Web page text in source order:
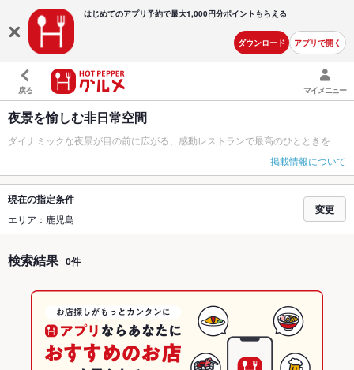
はじめてのアプリ予約で最大1,000円分ポイントもらえる
ダウンロード アプリで開く
戻る マイメニュー
夜景を愉しむ非日常空間
ダイナミックな夜景が目の前に広がる、感動レストランで最高のひとときを
掲載情報について
現在の指定条件
エリア：鹿児島
変更
検索結果 0件